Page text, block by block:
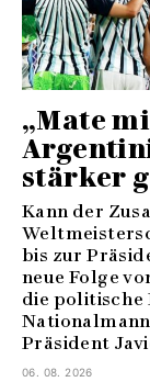
„Mate
stärker
Kann der
bis zur
neue Folge
die politische
Präsident
06. 08. 2026